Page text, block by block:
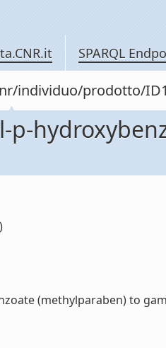
SPARQL
individuo/prodotto/
p-
(methylparaben) to